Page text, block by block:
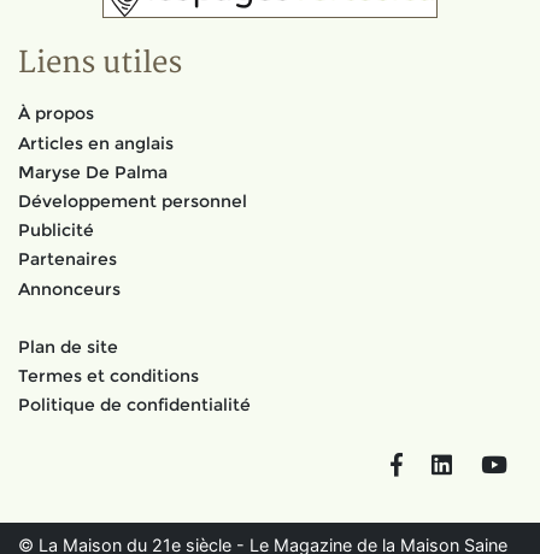
Liens utiles
À propos
Articles en anglais
Maryse De Palma
Développement personnel
Publicité
Partenaires
Annonceurs
Plan de site
Termes et conditions
Politique de confidentialité
FacebookLinkedIn
© La Maison du 21e siècle - Le Magazine de la Maison Saine